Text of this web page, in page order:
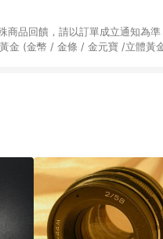
訂單成立通知為準 1. 請注意以下品類商品
金 (金幣 / 金條 / 金元寶 /立體黃
示「商店」及顯示商店名稱者(指